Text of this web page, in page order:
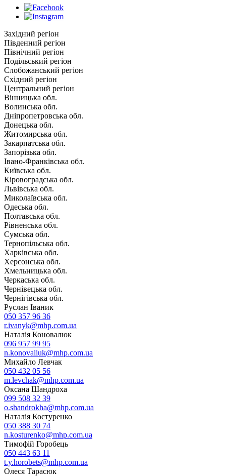
Західний регіон
Південний регіон
Північний регіон
Подільський регіон
Слобожанський регіон
Східний регіон
Центральний регіон
Вінницька обл.
Волинська обл.
Дніпропетровська обл.
Донецька обл.
Житомирська обл.
Закарпатська обл.
Запорізька обл.
Івано-Франківська обл.
Київська обл.
Кіровоградська обл.
Львівська обл.
Миколаївська обл.
Одеська обл.
Полтавська обл.
Рівненська обл.
Сумська обл.
Тернопільська обл.
Харківська обл.
Херсонська обл.
Хмельницька обл.
Черкаська обл.
Чернівецька обл.
Чернігівська обл.
Руслан Іваник
050 357 96 36
r.ivanyk@mhp.com.ua
Наталія Коновалюк
096 957 99 95
n.konovaliuk@mhp.com.ua
Михайло Левчак
050 432 05 56
m.levchak@mhp.com.ua
Оксана Шандроха
099 508 32 39
o.shandrokha@mhp.com.ua
Наталія Костуренко
050 388 30 74
n.kosturenko@mhp.com.ua
Тимофій Горобець
050 443 63 11
t.y.horobets@mhp.com.ua
Олеся Тарасюк